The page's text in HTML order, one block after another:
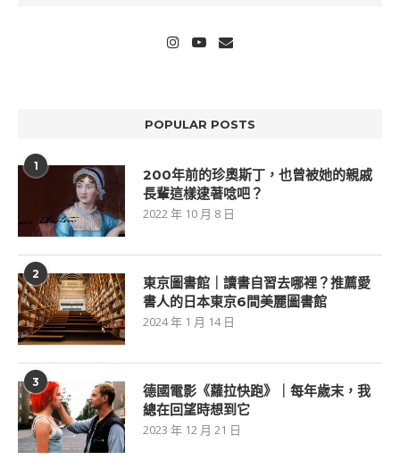
POPULAR POSTS
1
200年前的珍奧斯丁，也曾被她的親戚
長輩這樣逮著唸吧？
2022 年 10 月 8 日
2
東京圖書館｜讀書自習去哪裡？推薦愛
書人的日本東京6間美麗圖書館
2024 年 1 月 14 日
3
德國電影《蘿拉快跑》｜每年歲末，我
總在回望時想到它
2023 年 12 月 21 日